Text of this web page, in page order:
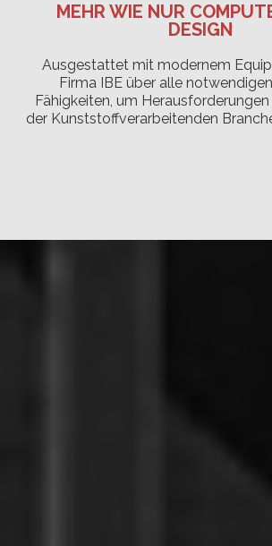
MEHR WIE NUR
DESIGN
Ausgestattet mit modernem
Firma IBE über alle
Fähigkeiten, um
der Kunststoffverarbeitenden